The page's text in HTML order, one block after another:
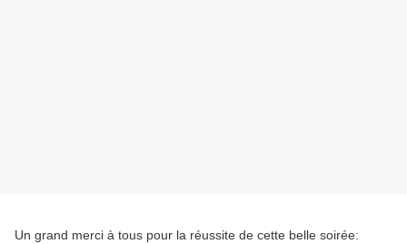
Un grand merci à tous pour la réussite de cette belle soirée: